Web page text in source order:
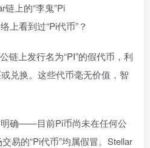
链上的“李鬼”Pi
上看到过“Pi代币”？
链上发行名为“PI”的假代币，利
兑换。这些代币毫无价值，智
确——目前Pi币尚未在任何公
易的“Pi代币”均属假冒。Stellar